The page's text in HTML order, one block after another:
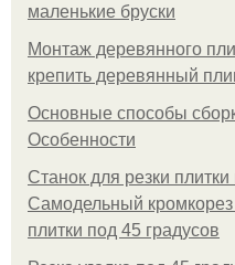
маленькие бруски
Монтаж деревянного
крепить деревянный
Основные способы
Особенности
Станок для резки
Самодельный
плитки под 45 градусов